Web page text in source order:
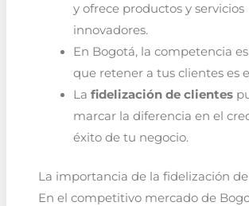
y ofrece productos y servicios
innovadores.
En Bogotá, la competencia
que retener a tus clientes es
La fidelización de clientes
marcar la diferencia en el
éxito de tu negocio.
La importancia de la fidelización
En el competitivo mercado de